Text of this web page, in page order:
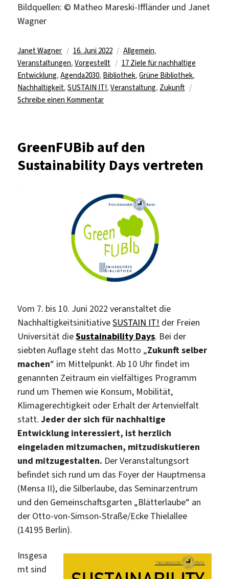
Bildquellen: © Matheo Mareski-Iffländer und Janet
Wagner
Autor
Janet Wagner
Veröffentlicht
am
16. Juni 2022 Kategorien
Allgemein,
Veranstaltungen,Vorgestellt Schlagwörter
17 Ziele für nachhaltige
Entwicklung,Agenda2030, Bibliothek,Grüne Bibliothek,
Nachhaltigkeit,SUSTAIN IT!,Veranstaltung, Zukunft
Schreibe einen Kommentarzu
den
Sustainability
Days
der
Universität
Berlin
GreenFUBib auf den
Sustainability Days vertreten
Vom 7. bis 10. Juni 2022 veranstaltet die
NachhaltigkeitsinitiativeSUSTAIN IT! der Freien
Universität dieSustainability Days. Bei der
siebten Auflage steht das Motto „Zukunft selber
machen“ im Mittelpunkt. Ab 10 Uhr findet im
genannten Zeitraum ein vielfältiges Programm
rund um Themen wie Konsum, Mobilität,
Klimagerechtigkeit oder Erhalt der Artenvielfalt
statt.Jeder der sich für nachhaltige
Entwicklung interessiert, ist herzlich
eingeladen mitzumachen, mitzudiskutieren
und mitzugestalten. Der Veranstaltungsort
befindet sich rund um das Foyer der Hauptmensa
(Mensa II), die Silberlaube, das Seminarzentrum
und den Gemeinschaftsgarten „Blätterlaube“ an
der Otto-von-Simson-Straße/Ecke Thielallee
(14195 Berlin).
Insgesa
mt sind